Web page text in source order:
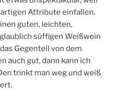
Attribute einfallen.
guten, leichten,
süffigen Weißwein
Gegenteil von dem
auch gut, dann kann ich
trinkt man weg und weiß